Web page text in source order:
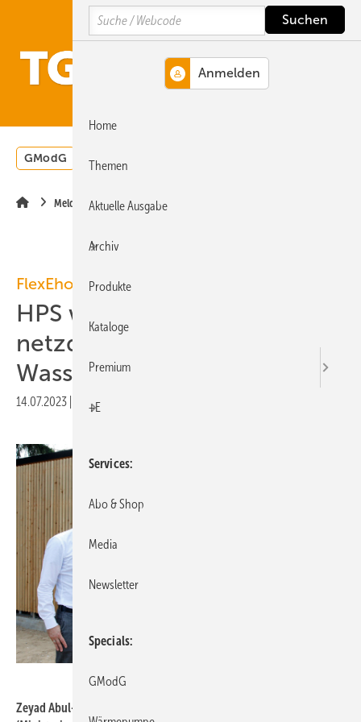
Hauptinhalt
Hauptmenü
SiteSearch
GModG Wärmepumpe
Meldungen
FlexEhome
HPS weiht erstes
netzdienliches Solar-
Wasserstoffhaus ein
14.07.2023 Druckvorschau
Zeyad Abul-Ella (HPS Home Power Solutions), Dr. Claudia Herok
Search
Home
Themen
Aktuelle Ausgabe
Archiv
Produkte
Kataloge
Premium
+E
Services
Abo & Shop
Media
Newsletter
Specials
GModG